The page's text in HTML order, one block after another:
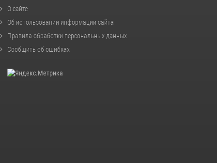
О сайте
Об использовании информации сайта
Правила обработки персональных данных
Сообщить об ошибках